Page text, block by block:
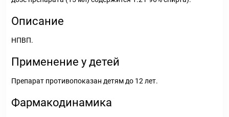
Описание
НПВП.
Применение у детей
Препарат противопоказан детям до 12 лет.
Фармакодинамика